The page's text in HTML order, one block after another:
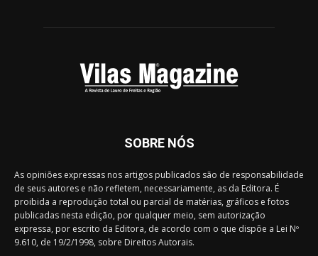
SOBRE NÓS
As opiniões expressas nos artigos publicados são de responsabilidade
de seus autores e não refletem, necessariamente, as da Editora. É
proibida a reprodução total ou parcial de matérias, gráficos e fotos
publicadas nesta edição, por qualquer meio, sem autorização
expressa, por escrito da Editora, de acordo com o que dispõe a Lei Nº
9.610, de 19/2/1998, sobre Direitos Autorais.